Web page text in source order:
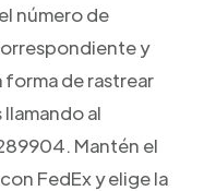
número de
y
de rastrear
al
Mantén el
FedEx y elige la